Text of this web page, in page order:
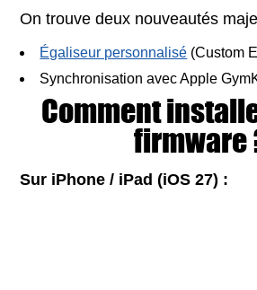
On trouve deux nouveautés
Égaliseur personnalisé (Custom
Synchronisation avec Apple
Comment
firmware
Sur iPhone / iPad (iOS 27) :